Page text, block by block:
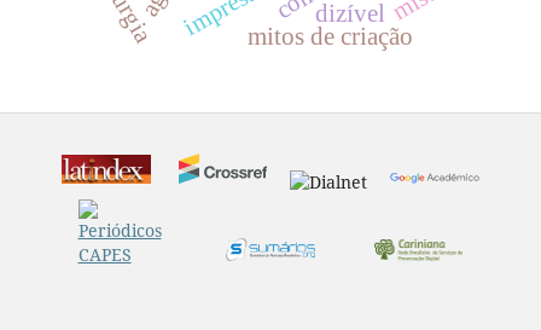
dizível
mitos de criação